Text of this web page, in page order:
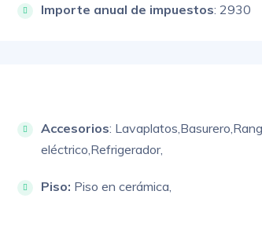
Importe anual de impuestos: 2930
Accesorios: Lavaplatos, Basurero,
eléctrico, Refrigerador,
Piso: Piso en cerámica,